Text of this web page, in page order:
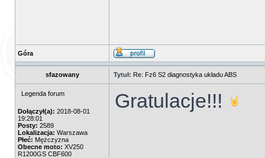
Góra
sfazowany Tytuł: Re: Fz6 S2 diagnostyka układu ABS
Legenda forum
Dołączył(a): 2018-08-01
19:28:01
Posty: 2589
Lokalizacja: Warszawa
Płeć: Mężczyzna
Obecne moto: XV250
R1200GS CBF600
Gratulacje!!!